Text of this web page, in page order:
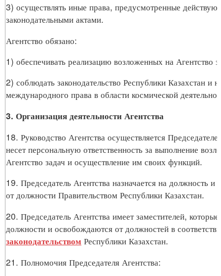
3) осуществлять иные права, предусмотренные
законодательными актами.
Агентство обязано:
1) обеспечивать реализацию возложенных на Агентство
2) соблюдать законодательство Республики Казахстан и
международного права в области космической
3. Организация деятельности Агентства
18. Руководство Агентства осуществляется
несет персональную ответственность за выполнение
Агентство задач и осуществление им своих функций.
19. Председатель Агентства назначается на должность и
от должности Правительством Республики Казахстан.
20. Председатель Агентства имеет заместителей,
должности и освобождаются от должностей в
законодательством Республики Казахстан.
21. Полномочия Председателя Агентства: